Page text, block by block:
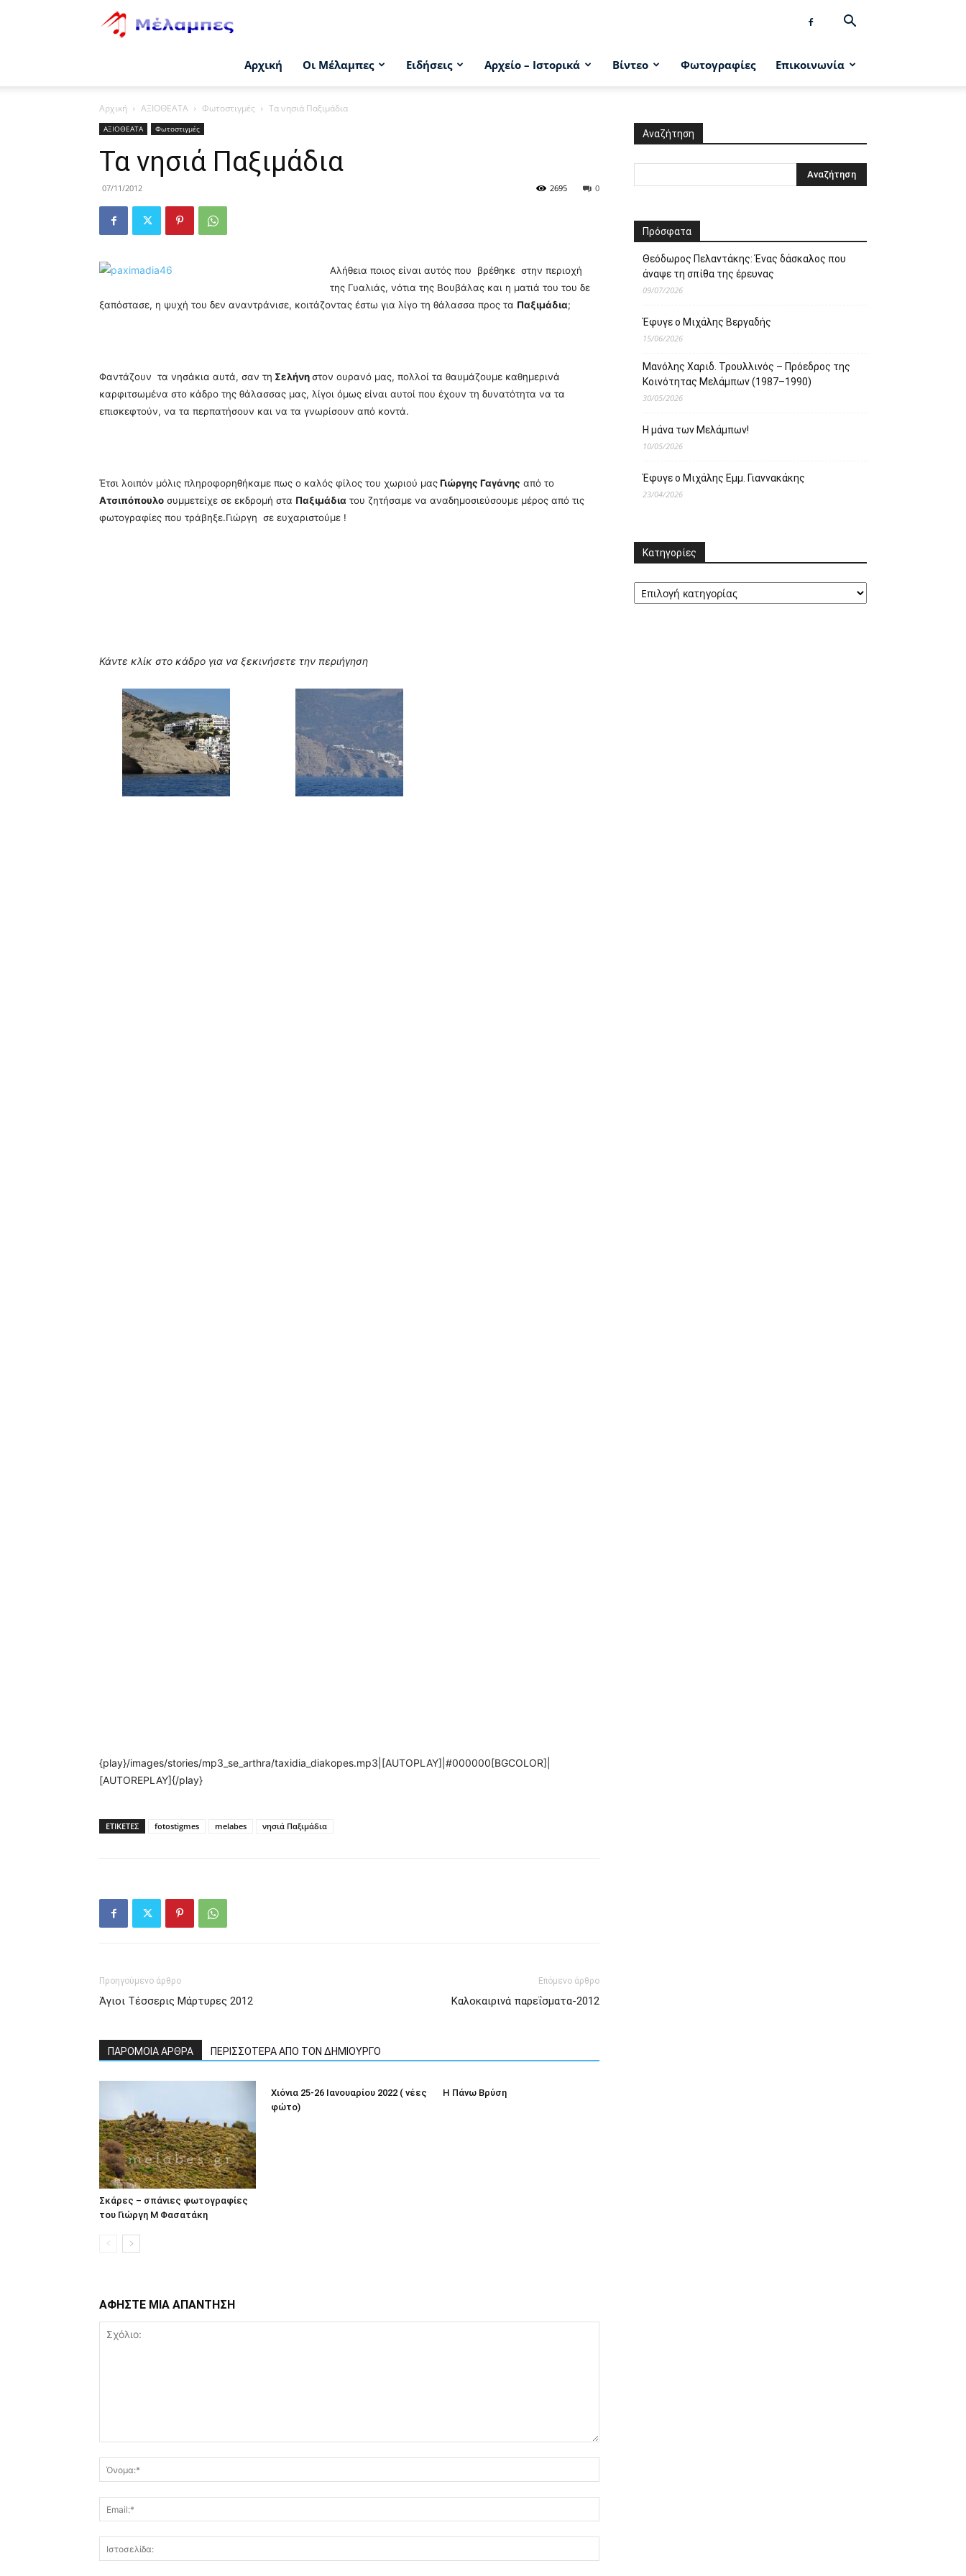
Αρχική Οι Μέλαμπες Ειδήσεις Αρχείο – Ιστορικά Βίντεο Φωτογραφίες Επικοινωνία
Αρχική ΑΞΙΟΘΕΑΤΑ Φωτοστιγμές Τα νησιά Παξιμάδια
ΑΞΙΟΘΕΑΤΑ Φωτοστιγμές
Τα νησιά Παξιμάδια
07/11/2012 0
2695
Αλήθεια ποιος είναι αυτός που βρέθηκε στην περιοχή
της Γυαλιάς, νότια της Βουβάλας και η ματιά του του δε
ξαπόστασε, η ψυχή του δεν αναντράνισε, κοιτάζοντας έστω για λίγο τη θάλασσα προς τα Παξιμάδια;
Φαντάζουν τα νησάκια αυτά, σαν τη Σελήνηστον ουρανό μας, πολλοί τα θαυμάζουμε καθημερινά
καρφιτσωμένα στο κάδρο της θάλασσας μας, λίγοι όμως είναι αυτοί που έχουν τη δυνατότητα να τα
επισκεφτούν, να τα περπατήσουν και να τα γνωρίσουν από κοντά.
Έτσι λοιπόν μόλις πληροφορηθήκαμε πως ο καλός φίλος του χωριού μαςΓιώργης Γαγάνης από το
Ατσιπόπουλο συμμετείχε σε εκδρομή στα Παξιμάδια του ζητήσαμε να αναδημοσιεύσουμε μέρος από τις
φωτογραφίες που τράβηξε.Γιώργη σε ευχαριστούμε !
Κάντε κλίκ στο κάδρο για να ξεκινήσετε την περιήγηση
{play}/images/stories/mp3_se_arthra/taxidia_diakopes.mp3|[AUTOPLAY]|#000000[BGCOLOR]|
[AUTOREPLAY]{/play}
ΕΤΙΚΕΤΕΣ fotostigmes melabes νησιά Παξιμάδια
Προηγούμενο άρθρο
Άγιοι Τέσσερις Μάρτυρες 2012
Επόμενο άρθρο
Καλοκαιρινά παρεΐσματα-2012
ΠΑΡΟΜΟΙΑ ΑΡΘΡΑ ΠΕΡΙΣΣΟΤΕΡΑ ΑΠΟ ΤΟΝ ΔΗΜΙΟΥΡΓΟ
Σκάρες – σπάνιες φωτογραφίες
του Γιώργη Μ Φασατάκη
Χιόνια 25-26 Ιανουαρίου 2022 ( νέες
φώτο)
Η Πάνω Βρύση
ΑΦΗΣΤΕ ΜΙΑ ΑΠΑΝΤΗΣΗ
Αναζήτηση
Πρόσφατα
Θεόδωρος Πελαντάκης: Ένας δάσκαλος που
άναψε τη σπίθα της έρευνας
09/07/2026
Έφυγε ο Μιχάλης Βεργαδής
15/06/2026
Μανόλης Χαριδ. Τρουλλινός – Πρόεδρος της
Κοινότητας Μελάμπων (1987–1990)
30/05/2026
Η μάνα των Μελάμπων!
10/05/2026
Έφυγε ο Μιχάλης Εμμ. Γιαννακάκης
23/04/2026
Κατηγορίες
Κατηγορίες